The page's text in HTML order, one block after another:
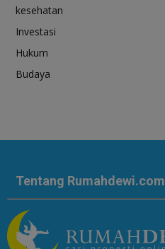
kesehatan
Investasi
Hukum
Budaya
Tentang Rumahdewi.com